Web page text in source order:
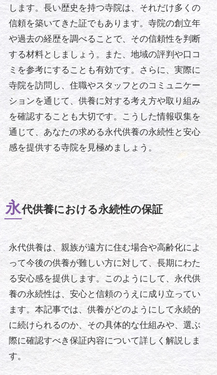
します。長い歴史を持つ寺院は、それだけ多くの
信頼を築いてきた証でもあります。寺院の創立年
や過去の経歴を調べることで、その信頼性を判断
する材料としましょう。また、地域の評判や口コ
ミを参考にすることも有効です。さらに、実際に
寺院を訪問し、住職やスタッフとのコミュニケー
ションを通じて、供養に対する考え方や取り組み
を確認することも大切です。こうした情報収集を
通じて、あなたの求める永代供養の永続性と安心
感を提供する寺院を見極めましょう。
永代供養における永続性の保証
永代供養は、親族が遠方に住む場合や高齢化によ
って今後の供養が難しい方に対して、長期にわた
る安心感を提供します。このようにして、永代供
養の永続性は、安心と信頼のうえに成り立ってい
ます。本記事では、供養がどのようにして永続的
に続けられるのか、その具体的な仕組みや、選ぶ
際に確認すべき保証内容について詳しく解説しま
す。